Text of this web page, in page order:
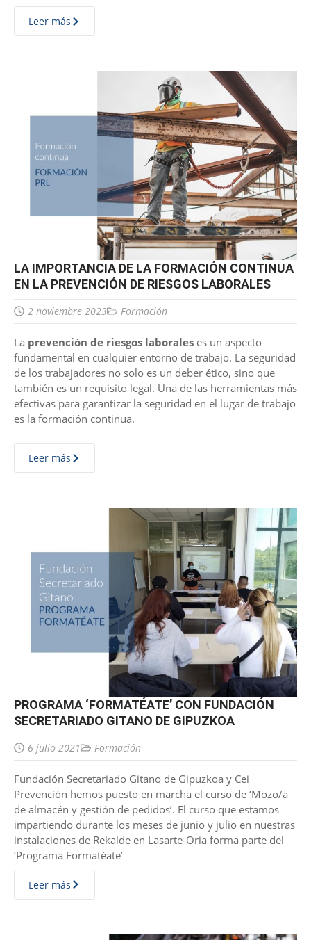
Leer más
LA IMPORTANCIA DE LA FORMACIÓN CONTINUA
EN LA PREVENCIÓN DE RIESGOS LABORALES
2 noviembre 2023 Formación
La prevención de riesgos laborales es un aspecto
fundamental en cualquier entorno de trabajo. La seguridad
de los trabajadores no solo es un deber ético, sino que
también es un requisito legal. Una de las herramientas más
efectivas para garantizar la seguridad en el lugar de trabajo
es la formación continua.
Leer más
PROGRAMA ‘FORMATÉATE’ CON FUNDACIÓN
SECRETARIADO GITANO DE GIPUZKOA
6 julio 2021 Formación
Fundación Secretariado Gitano de Gipuzkoa y Cei
Prevención hemos puesto en marcha el curso de ‘Mozo/a
de almacén y gestión de pedidos’. El curso que estamos
impartiendo durante los meses de junio y julio en nuestras
instalaciones de Rekalde en Lasarte-Oria forma parte del
‘Programa Formatéate’
Leer más